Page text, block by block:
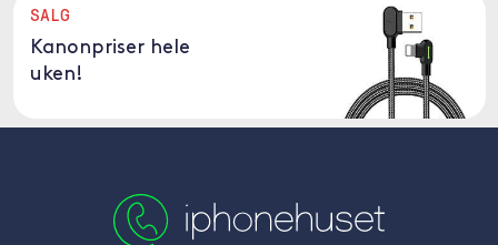
SALG
Kanonpriser hele
uken!